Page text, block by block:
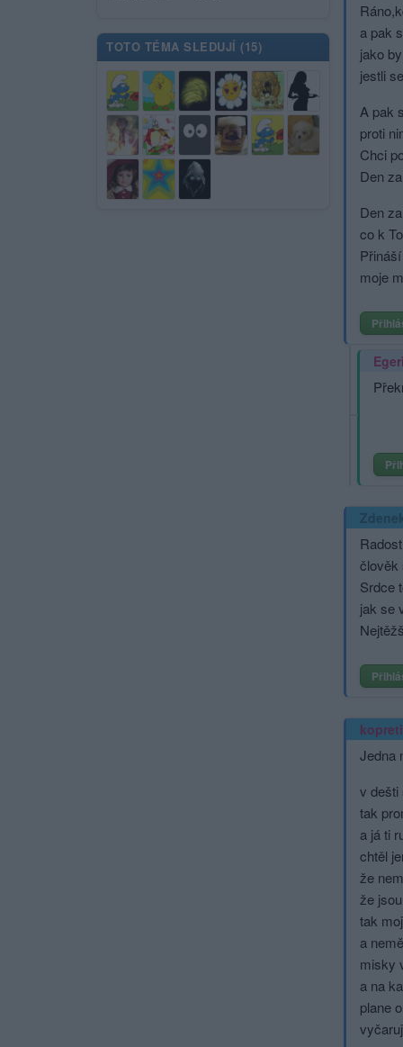
TOTO TÉMA SLEDUJÍ (15)
a pak
jako
jestli
A pak
proti
Chci
Den
Den
co k
moje
člověk
Srdce
jak se
Jedna
v dešti
tak
a já ti
chtěl
že
že
tak
a
misky
a na
plane